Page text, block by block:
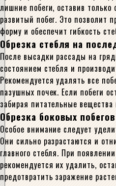
лишние побеги, оставив
развитый побег. Это позволит
форму и обеспечит гибкость
Обрезка стебля на
После высадки рассады на
состоянием стебля и
Рекомендуется удалять все
пазушных почек. Если побеги
забирая питательные
Обрезка боковых побегов
Особое внимание следует
Они сильно разрастаются и
главного стебля. При
рекомендуется их удалить,
предотвратить заражение